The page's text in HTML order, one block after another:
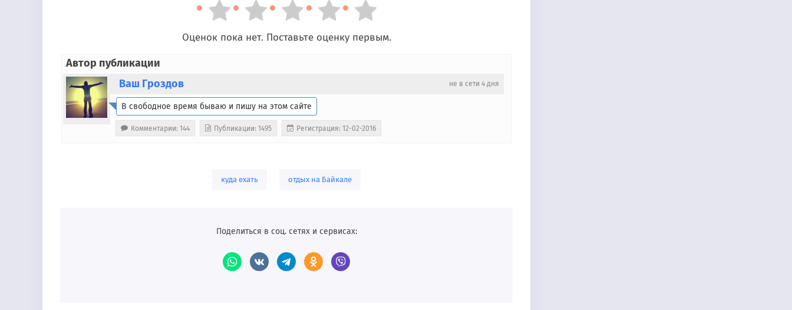
Оценок пока нет. Поставьте оценку первым.
Автор публикации
не в сети 4 дня
Ваш Гроздов
В свободное время бываю и пишу на этом сайте
Комментарии: 144 Публикации: 1495 Регистрация: 12-02-2016
куда ехать отдых на Байкале
Поделиться в соц. сетях и сервисах: